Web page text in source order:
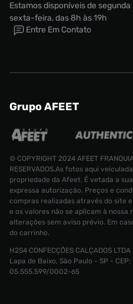
Estamos disponíveis de segunda
sexta-feira, das 8h às 19h
Entre Em Contato
Grupo AFEET
© COPYRIGHT 2024 AFEET
RESERVADOS.As fotos aqui
propriedade da Afeet. É vetada a
expressa autorização. Preços e
compras realizadas através do site
e os valores não se aplicam à
alterações sem aviso prévio. Em
do carrinho.
H2S4 CONFECÇÕES CALÇADOS
Lapa de Baixo, São Paulo - SP -
05.555.599/0002-65